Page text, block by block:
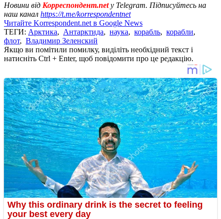
Новини від Корреспондент.netу Telegram. Підписуйтесь на
наш канал https://t.me/korrespondentnet
Читайте Korrespondent.net в Google News
ТЕГИ: Арктика, Антарктида, наука, корабль, корабли,
флот, Владимир Зеленский
Якщо ви помітили помилку, виділіть необхідний текст і
натисніть Ctrl + Enter, щоб повідомити про це редакцію.